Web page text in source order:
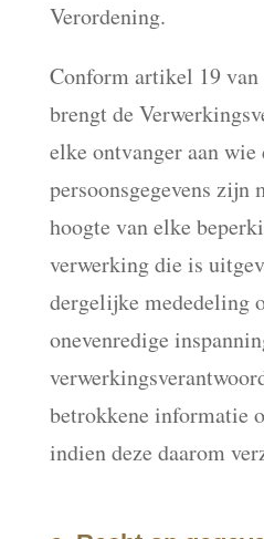
Verordening.
Conform artikel 19 van
brengt de
elke ontvanger aan wie
persoonsgegevens zijn
hoogte van elke
verwerking die is
dergelijke
onevenredige
betrokkene informatie
indien deze daarom